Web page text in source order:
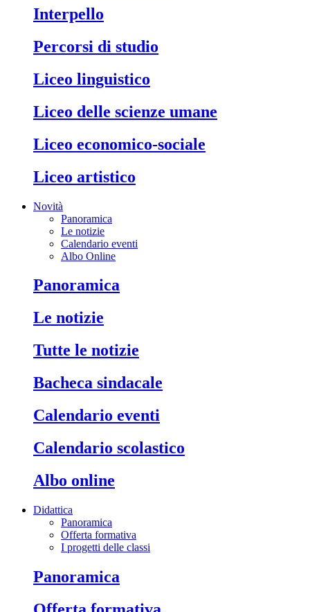
interpello
percorsi di studio
liceo linguistico
liceo delle scienze umane
liceo economico-sociale
liceo artistico
Novità
Panoramica
Le notizie
Calendario eventi
Albo Online
panoramica
le notizie
tutte le notizie
bacheca sindacale
calendario eventi
calendario scolastico
albo online
Didattica
Panoramica
Offerta formativa
I progetti delle classi
panoramica